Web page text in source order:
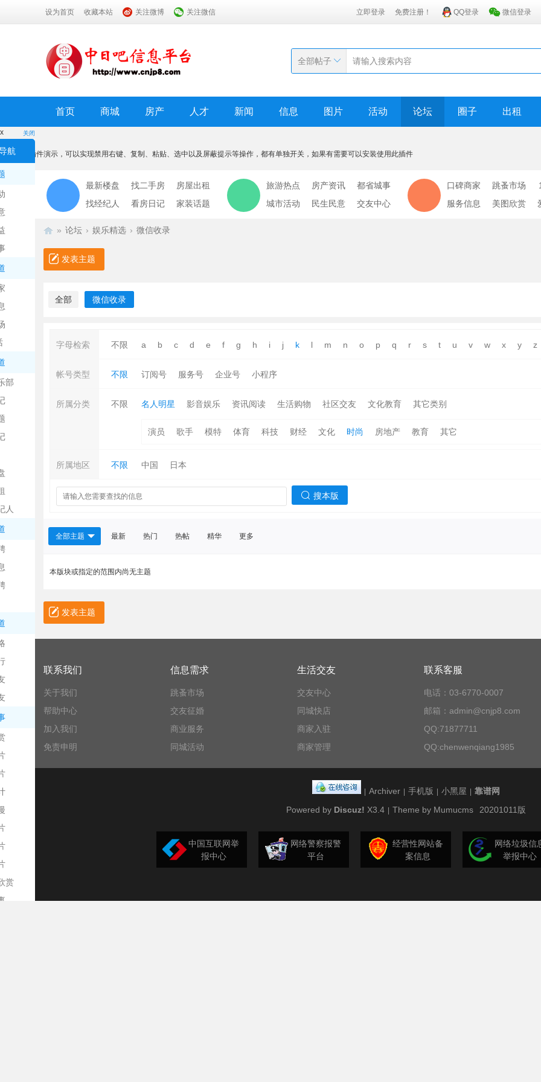
设为首页 收藏本站 关注微博 关注微信 立即登录 免费注册！ QQ登录 微信登录
全部帖子
首页 商城 房产 人才 新闻 信息 图片 活动 论坛 圈子 出租
关闭
航
部
人
赏
x
本功能为插件演示，可以实现禁用右键、复制、粘贴、选中以及屏蔽提示等操作，都有单独开关，如果有需要可以安装使用此插件
我知道了
最新楼盘 找二手房
房屋出租
找经纪人
看房日记 家装话题
旅游热点 房产资讯
都省城事
城市活动
民生民意 交友中心
口碑商家 跳蚤市场
服务信息
美图欣赏
» 论坛 › 娱乐精选 › 微信收录
发表主题
全部 微信收录
字母检索 不限 a b c d e f g h i j k l m n o p q r s t u v w x y z
帐号类型 不限 订阅号 服务号 企业号 小程序
所属分类 不限 名人明星 影音娱乐 资讯阅读 生活购物 社区交友 文化教育 其它类别
演员 歌手 模特 体育 科技 财经 文化 时尚 房地产 教育 其它
所属地区 不限 中国 日本
搜本版
全部主题 最新 热门 热帖 精华 更多
本版块或指定的范围内尚无主题
发表主题
联系我们
关于我们
帮助中心
加入我们
免责申明
信息需求
跳蚤市场
交友征婚
商业服务
同城活动
生活交友
交友中心
同城快店
商家入驻
商家管理
联系客服
电话：03-6770-0007
邮箱：admin@cnjp8.com
QQ:71877711
QQ:chenwenqiang1985
Archiver 手机版 小黑屋
靠谱网
Powered by Discuz! X3.4 Theme by Mumucms 20201011版
中国互联网举
报中心
网络警察报警
平台
经营性网站备
案信息
网络垃圾信
举报中心